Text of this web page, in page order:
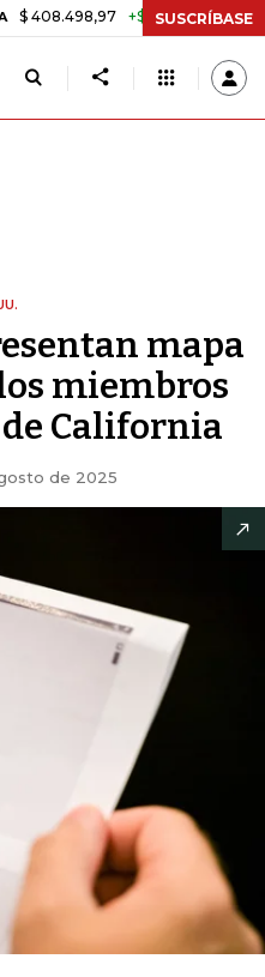
+$ 8.753,81 +2,19%
SUSCRÍBASE
mapa
miembros
California
de 2025